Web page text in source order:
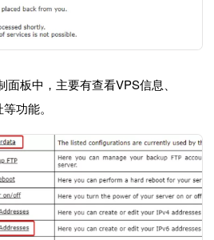
板中，主要有查看VPS信息、
功能。